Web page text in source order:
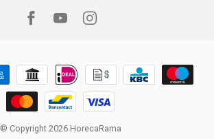
© Copyright 2026 HorecaRama